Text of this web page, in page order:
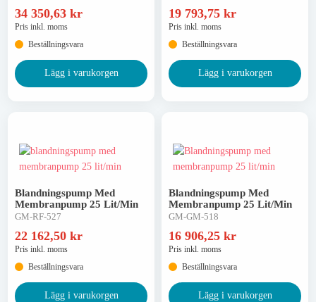
Asfaltering & tillbehör
34 350,63 kr
Pris inkl. moms
Beställningsvara
Lägg i varukorgen
19 793,75 kr
Pris inkl. moms
Beställningsvara
Lägg i varukorgen
Blandningspump Med
Membranpump 25 Lit/min
GM-RF-527
22 162,50 kr
Pris inkl. moms
Beställningsvara
Lägg i varukorgen
Blandningspump Med
Membranpump 25 Lit/min
GM-GM-518
16 906,25 kr
Pris inkl. moms
Beställningsvara
Lägg i varukorgen